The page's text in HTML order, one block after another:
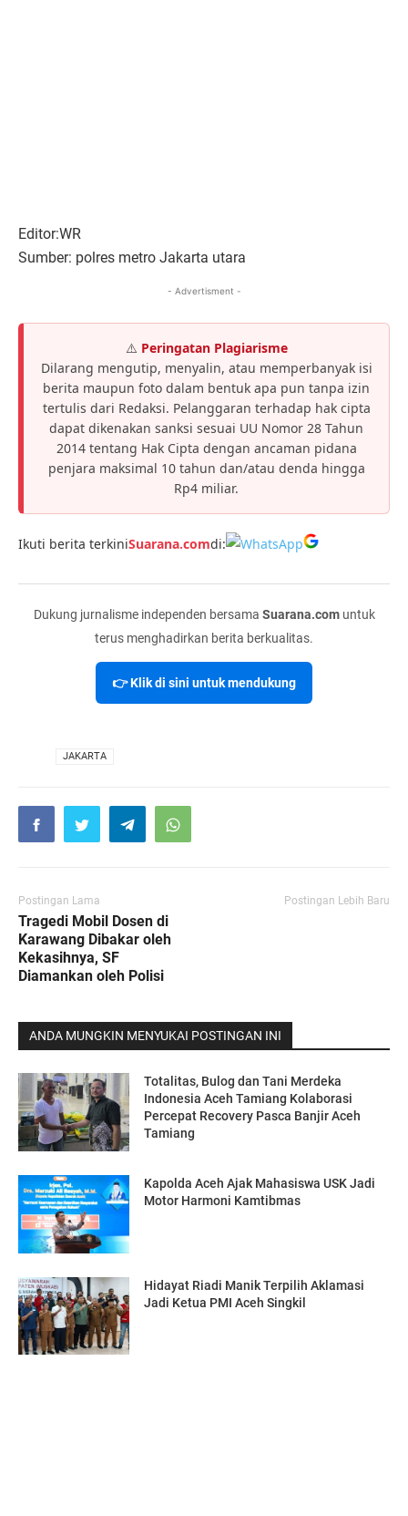
Editor:WR
Sumber: polres metro Jakarta utara
- Advertisment -
⚠️ Peringatan Plagiarisme
Dilarang mengutip, menyalin, atau memperbanyak isi
berita maupun foto dalam bentuk apa pun tanpa izin
tertulis dari Redaksi. Pelanggaran terhadap hak cipta
dapat dikenakan sanksi sesuai UU Nomor 28 Tahun
2014 tentang Hak Cipta dengan ancaman pidana
penjara maksimal 10 tahun dan/atau denda hingga
Rp4 miliar.
Ikuti berita terkiniSuarana.comdi:
Dukung jurnalisme independen bersama Suarana.comuntuk
terus menghadirkan berita berkualitas.
👉 Klik di sini untuk mendukung
JAKARTA
Postingan Lama
Tragedi Mobil Dosen di
Karawang Dibakar oleh
Kekasihnya, SF
Diamankan oleh Polisi
Postingan Lebih Baru
ANDA MUNGKIN MENYUKAI POSTINGAN INI
Totalitas, Bulog dan Tani Merdeka
Indonesia Aceh Tamiang Kolaborasi
Percepat Recovery Pasca Banjir Aceh
Tamiang
Kapolda Aceh Ajak Mahasiswa USK Jadi
Motor Harmoni Kamtibmas
Hidayat Riadi Manik Terpilih Aklamasi
Jadi Ketua PMI Aceh Singkil